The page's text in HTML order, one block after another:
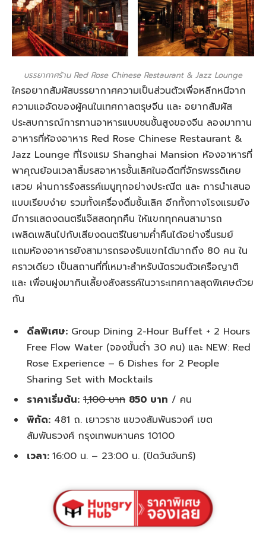
บรรยากาศร้าน Red Rose Chinese Restaurant & Jazz Lounge
ใครอยากสัมผัสบรรยากาศความเป็นส่วนตัวเพื่อหลีกหนีจาก
ความแออัดของผู้คนในเทศกาลตรุษจีน และ อยากสัมผัส
ประสบการณ์การทานอาหารแบบชนชั้นสูงของจีน ลองมาทาน
อาหารที่ห้องอาหาร Red Rose Chinese Restaurant &
Jazz Lounge ที่โรงแรม Shanghai Mansion ห้องอาหารที่
พาคุณย้อนเวลาลิ้มรสอาหารชั้นเลิศในอดีตที่จักรพรรดิเคย
เสวย ผ่านการรังสรรค์เมนูทุกอย่างประณีต และ การนำเสนอ
แบบเรียบง่าย รวมทั้งเครื่องดื่มชั้นเลิศ อีกทั้งทางโรงแรมยัง
มีการแสดงดนตรีแจ๊สสดทุกคืน ให้แขกทุกคนสามารถ
เพลิดเพลินไปกับเสียงดนตรีในยามค่ำคืนได้อย่างรื่นรมย์
แถมห้องอาหารยังสามารถรองรับแขกได้มากถึง 80 คน ใน
คราวเดียว เป็นสถานที่ที่เหมาะสำหรับนัดรวมตัวเครือญาติ
และ เพื่อนฝูงมากินเลี้ยงสังสรรค์ในวาระเทศกาลสุดพิเศษด้วย
กัน
ดีลพิเศษ: Group Dining 2-Hour Buffet + 2 Hours
Free Flow Water (จองขั้นต่ำ 30 คน) และ NEW: Red
Rose Experience – 6 Dishes for 2 People
Sharing Set with Mocktails
ราคาเริ่มต้น: 1,100 บาท 850 บาท / คน
พิกัด: 481 ถ. เยาวราช แขวงสัมพันธวงศ์ เขต
สัมพันธวงศ์ กรุงเทพมหานคร 10100
เวลา: 16:00 น. – 23:00 น. (ปิดวันจันทร์)